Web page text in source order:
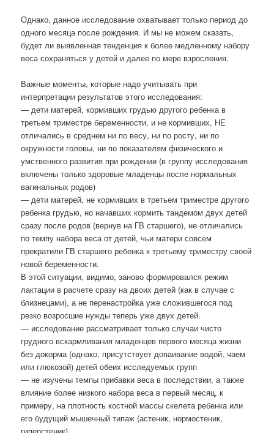
Однако, данное исследование охватывает только период до
одного месяца после рождения. И мы не можем сказать,
будет ли выявленная тенденция к более медленному набору
веса сохраняться у детей и далее по мере взросления.
Важные моменты, которые надо учитывать при
интерпретации результатов этого исследования:
— дети матерей, кормивших грудью другого ребенка в
третьем триместре беременности, и не кормивших, НЕ
отличались в среднем ни по весу, ни по росту, ни по
окружности головы, ни по показателям физического и
умственного развития при рождении (в группу исследования
включены только здоровые младенцы после нормальных
вагинальных родов)
— дети матерей, не кормивших в третьем триместре другого
ребенка грудью, но начавших кормить тандемом двух детей
сразу после родов (вернув на ГВ старшего), не отличались
по темпу набора веса от детей, чьи матери совсем
прекратили ГВ старшего ребенка к третьему триместру своей
новой беременности.
В этой ситуации, видимо, заново формировался режим
лактации в расчете сразу на двоих детей (как в случае с
близнецами), а не перенастройка уже сложившегося под
резко возросшие нужды теперь уже двух детей.
— исследование рассматривает только случаи чисто
грудного вскармливания младенцев первого месяца жизни
без докорма (однако, присутствует допаивание водой, чаем
или глюкозой) детей обеих исследуемых групп
— не изучены темпы прибавки веса в последствии, а также
влияние более низкого набора веса в первый месяц, к
примеру, на плотность костной массы скелета ребенка или
его будущий мышечный типаж (астеник, нормостеник,